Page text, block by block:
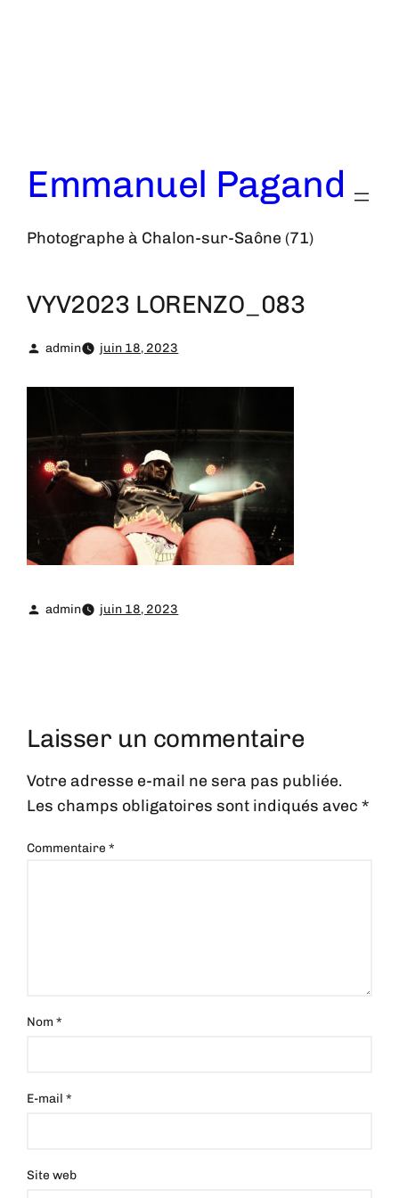
Emmanuel Pagand
Photographe à Chalon-sur-Saône (71)
VYV2023 LORENZO_083
admin juin 18, 2023
admin juin 18, 2023
Laisser un commentaire
Votre adresse e-mail ne sera pas publiée.
Les champs obligatoires sont indiqués avec*
Commentaire*
Nom*
E-mail*
Site web